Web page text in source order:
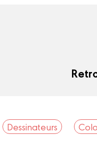
Dessinateurs